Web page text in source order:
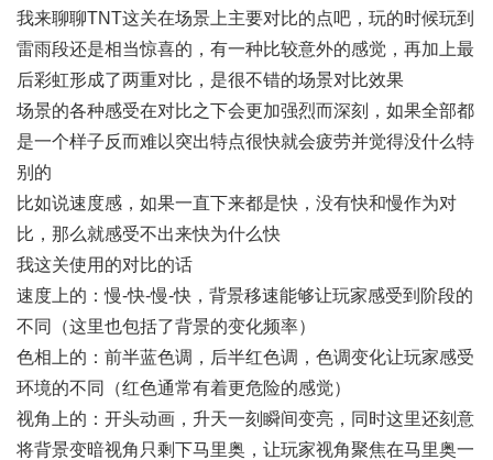
我来聊聊TNT这关在场景上主要对比的点吧，玩的时候玩到
雷雨段还是相当惊喜的，有一种比较意外的感觉，再加上最
后彩虹形成了两重对比，是很不错的场景对比效果
场景的各种感受在对比之下会更加强烈而深刻，如果全部都
是一个样子反而难以突出特点很快就会疲劳并觉得没什么特
别的
比如说速度感，如果一直下来都是快，没有快和慢作为对
比，那么就感受不出来快为什么快
我这关使用的对比的话
速度上的：慢-快-慢-快，背景移速能够让玩家感受到阶段的
不同（这里也包括了背景的变化频率）
色相上的：前半蓝色调，后半红色调，色调变化让玩家感受
环境的不同（红色通常有着更危险的感觉）
视角上的：开头动画，升天一刻瞬间变亮，同时这里还刻意
将背景变暗视角只剩下马里奥，让玩家视角聚焦在马里奥一